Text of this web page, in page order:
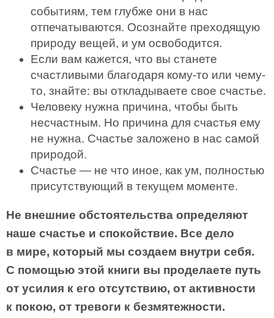
событиям, тем глубже они в нас
отпечатываются. Осознайте преходящую
природу вещей, и ум освободится.
Если вам кажется, что вы станете
счастливыми благодаря кому-то или чему-
то, знайте: вы откладываете свое счастье.
Человеку нужна причина, чтобы быть
несчастным. Но причина для счастья ему
не нужна. Счастье заложено в нас самой
природой.
Счастье — не что иное, как ум, полностью
присутствующий в текущем моменте.
Не внешние обстоятельства определяют
наше счастье и спокойствие. Все дело
в мире, который мы создаем внутри себя.
С помощью этой книги вы проделаете путь
от усилия к его отсутствию, от активности
к покою, от тревоги к безмятежности.